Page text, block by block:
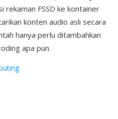
FSSD ke kontainer
konten audio asli secara
hanya perlu ditambahkan
apa pun.